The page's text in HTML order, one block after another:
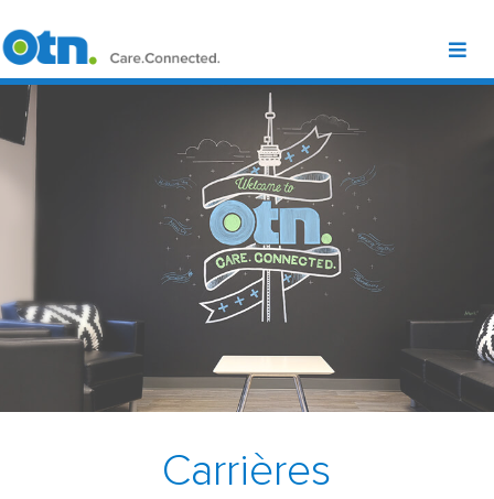
Carrières